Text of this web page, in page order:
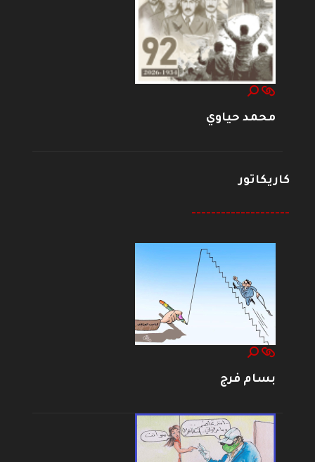
محمد حياوي
كاريكاتور
--------------------
بسام فرج